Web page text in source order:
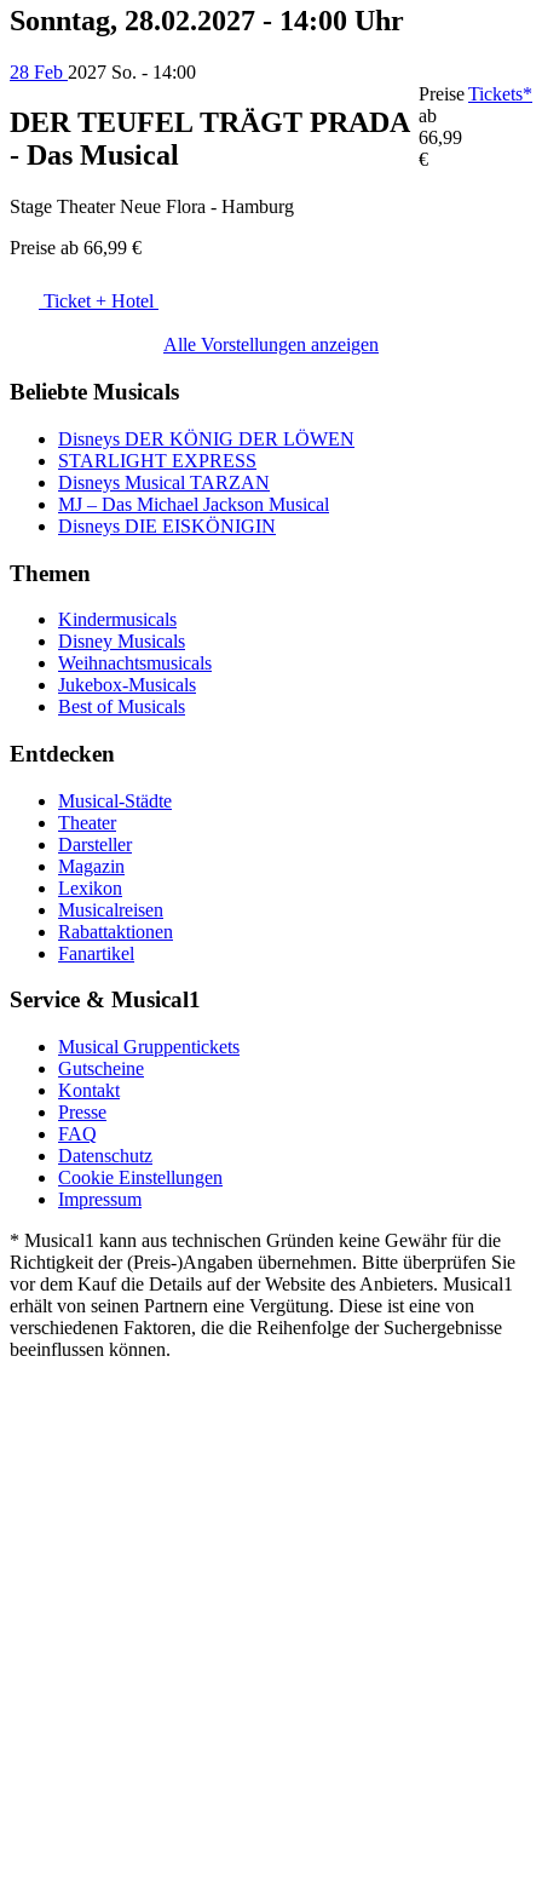
Sonntag, 28.02.2027 - 14:00 Uhr
28 Feb 2027 So. - 14:00
DER TEUFEL TRÄGT PRADA
- Das Musical
Stage Theater Neue Flora - Hamburg
Preise ab 66,99 €
Preise
ab
66,99
€
Tickets*
Ticket + Hotel
Alle Vorstellungen anzeigen
Beliebte Musicals
Disneys DER KÖNIG DER LÖWEN
STARLIGHT EXPRESS
Disneys Musical TARZAN
MJ – Das Michael Jackson Musical
Disneys DIE EISKÖNIGIN
Themen
Kindermusicals
Disney Musicals
Weihnachtsmusicals
Jukebox-Musicals
Best of Musicals
Entdecken
Musical-Städte
Theater
Darsteller
Magazin
Lexikon
Musicalreisen
Rabattaktionen
Fanartikel
Service & Musical1
Musical Gruppentickets
Gutscheine
Kontakt
Presse
FAQ
Datenschutz
Cookie Einstellungen
Impressum
* Musical1 kann aus technischen Gründen keine Gewähr für die
Richtigkeit der (Preis-)Angaben übernehmen. Bitte überprüfen Sie
vor dem Kauf die Details auf der Website des Anbieters. Musical1
erhält von seinen Partnern eine Vergütung. Diese ist eine von
verschiedenen Faktoren, die die Reihenfolge der Suchergebnisse
beeinflussen können.